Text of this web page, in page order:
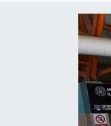
Gündem
Kültür-Sanat
Magazin